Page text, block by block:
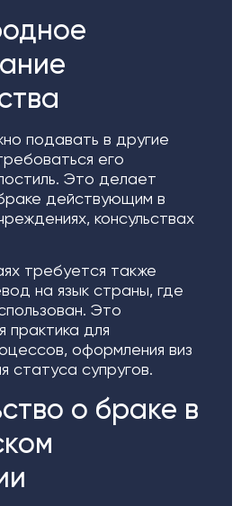
подавать в другие
его
Это делает
действующим в
консульствах
требуется также
на язык страны, где
Это
практика для
оформления виз
статуса супругов.
о браке в